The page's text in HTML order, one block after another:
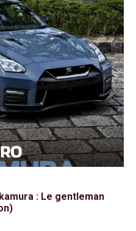
: Le gentleman